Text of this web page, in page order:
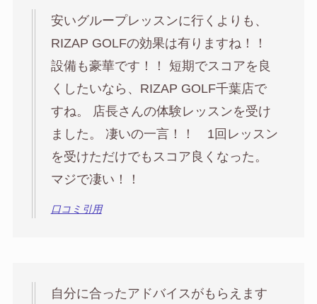
安いグループレッスンに行くよりも、
RIZAP GOLFの効果は有りますね！！
設備も豪華です！！ 短期でスコアを良
くしたいなら、RIZAP GOLF千葉店で
すね。 店長さんの体験レッスンを受け
ました。 凄いの一言！！ 1回レッスン
を受けただけでもスコア良くなった。
マジで凄い！！
口コミ引用
自分に合ったアドバイスがもらえます